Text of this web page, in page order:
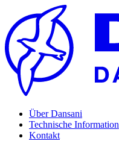
Über Dansani
Technische Information
Kontakt